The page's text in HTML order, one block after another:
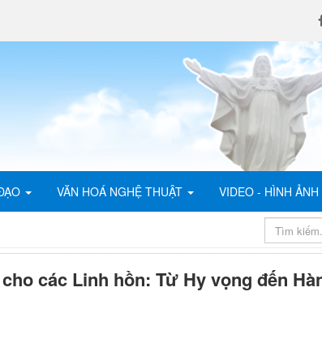
VĂN HOÁ NGHỆ THUẬT VIDEO - HÌNH ẢNH
các Linh hồn: Từ Hy vọng đến